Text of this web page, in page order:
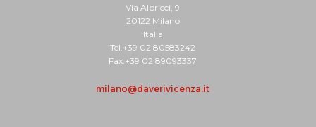
Via Albricci, 9
20122 Milano
Italia
Tel.+39 02 80583242
Fax.+39 02 89093337
milano@daverivicenza.it